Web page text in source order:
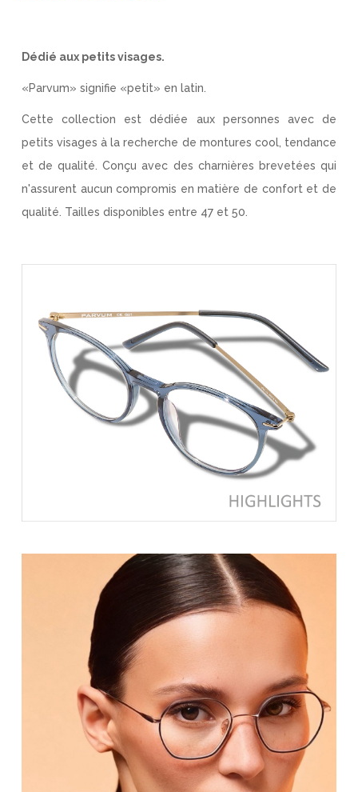
Dédié aux petits visages.
«Parvum» signifie «petit» en latin.
Cette collection est dédiée aux personnes avec de
petits visages à la recherche de montures cool, tendance
et de qualité. Conçu avec des charnières brevetées qui
n'assurent aucun compromis en matière de confort et de
qualité. Tailles disponibles entre 47 et 50.